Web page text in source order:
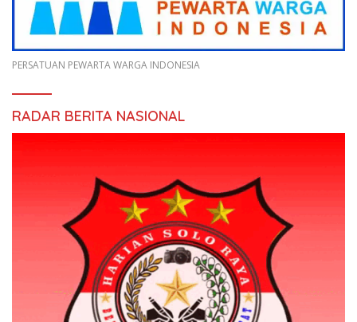
PERSATUAN PEWARTA WARGA INDONESIA
RADAR BERITA NASIONAL